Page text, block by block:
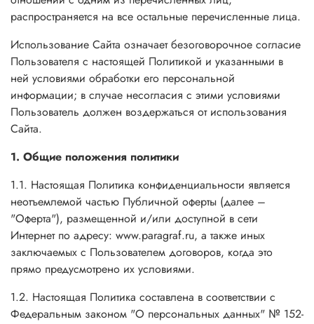
распространяется на все остальные перечисленные лица.
Использование Сайта означает безоговорочное согласие
Пользователя с настоящей Политикой и указанными в
ней условиями обработки его персональной
информации; в случае несогласия с этими условиями
Пользователь должен воздержаться от использования
Сайта.
1. Общие положения политики
1.1. Настоящая Политика конфиденциальности является
неотъемлемой частью Публичной оферты (далее –
"Оферта"), размещенной и/или доступной в сети
Интернет по адресу: www.paragraf.ru, а также иных
заключаемых с Пользователем договоров, когда это
прямо предусмотрено их условиями.
1.2. Настоящая Политика составлена в соответствии с
Федеральным законом "О персональных данных" № 152-